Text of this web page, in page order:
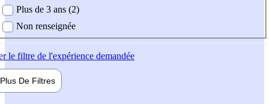
Plus de 3 ans (2)
Non renseignée
le filtre de l'expérience demandée
Plus De Filtres